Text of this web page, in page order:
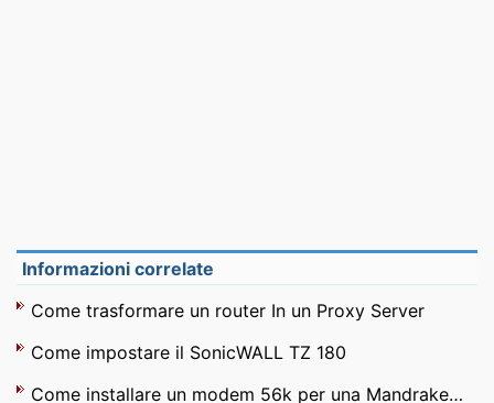
Informazioni correlate
Come trasformare un router In un Proxy Server
Come impostare il SonicWALL TZ 180
Come installare un modem 56k per una Mandrake Linux 2008